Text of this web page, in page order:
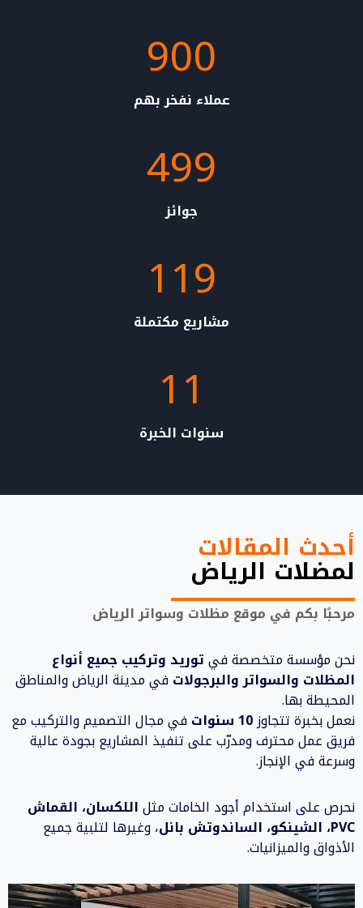
900
عملاء نفخر بهم
499
جوائز
119
مشاريع مكتملة
11
سنوات الخبرة
أحدث المقالات
لمضلات الرياض
مرحبًا بكم في موقع مظلات وسواتر الرياض
نحن مؤسسة متخصصة فيتوريد وتركيب جميع أنواع
المظلات والسواتر والبرجولاتفي مدينة الرياض والمناطق
المحيطة بها.
نعمل بخبرة تتجاوز10 سنوات
في مجال التصميم والتركيب مع
فريق عمل محترف ومدرّب على تنفيذ المشاريع بجودة عالية
وسرعة في الإنجاز.
نحرص على استخدام أجود الخامات مثلاللكسان، القماش
PVC، الشينكو، الساندوتش بانل
، وغيرها لتلبية جميع
الأذواق والميزانيات.